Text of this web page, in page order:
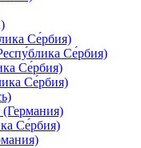
Се́рбия)
Се́рбия)
Се́рбия)
Се́рбия)
Се́рбия)